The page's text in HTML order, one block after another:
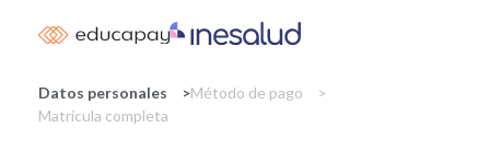
to
content
Datos personales
Método de pago
Matrícula completa